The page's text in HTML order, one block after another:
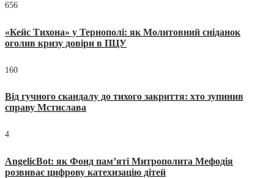
656
«Кейс Тихона» у Тернополі: як Молитовний сніданок
оголив кризу довіри в ПЦУ
160
Від гучного скандалу до тихого закриття: хто зупинив
справу Мстислава
4
AngelicBot: як Фонд пам’яті Митрополита Мефодія
розвиває цифрову катехизацію дітей